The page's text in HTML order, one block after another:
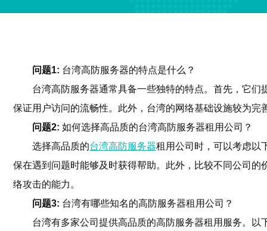
问题1: 台湾高防服务器的特点是什么？
台湾高防服务器通常具备一些独特的特点。首先，它
保证用户访问的流畅性。此外，台湾的网络基础设施较为
问题2: 如何选择高品质的台湾高防服务器租用公司？
选择高品质的台湾高防服务器租用公司时，可以考虑以
保在遇到问题时能够及时获得帮助。此外，比较不同公司
络攻击的能力。
问题3: 台湾有哪些知名的高防服务器租用公司？
台湾有多家公司提供高品质的高防服务器租用服务。以